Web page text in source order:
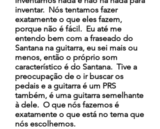
inventar. Nós tentamos fazer
exatamente o que eles fazem,
porque não é fácil. Eu até me
entendo bem com a fraseado do
Santana na guitarra, eu sei mais ou
menos, então o próprio som
característico é do Santana. Tive a
preocupação de o ir buscar os
pedais e a guitarra é um PRS
também, é uma guitarra semelhante
à dele. O que nós fazemos é
exatamente o que está no tema que
nós escolhemos.